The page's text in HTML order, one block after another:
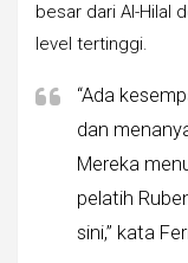
besar dari Al-Hilal
level tertinggi.
“Ada
dan
Mereka
pelatih
sini,” kata